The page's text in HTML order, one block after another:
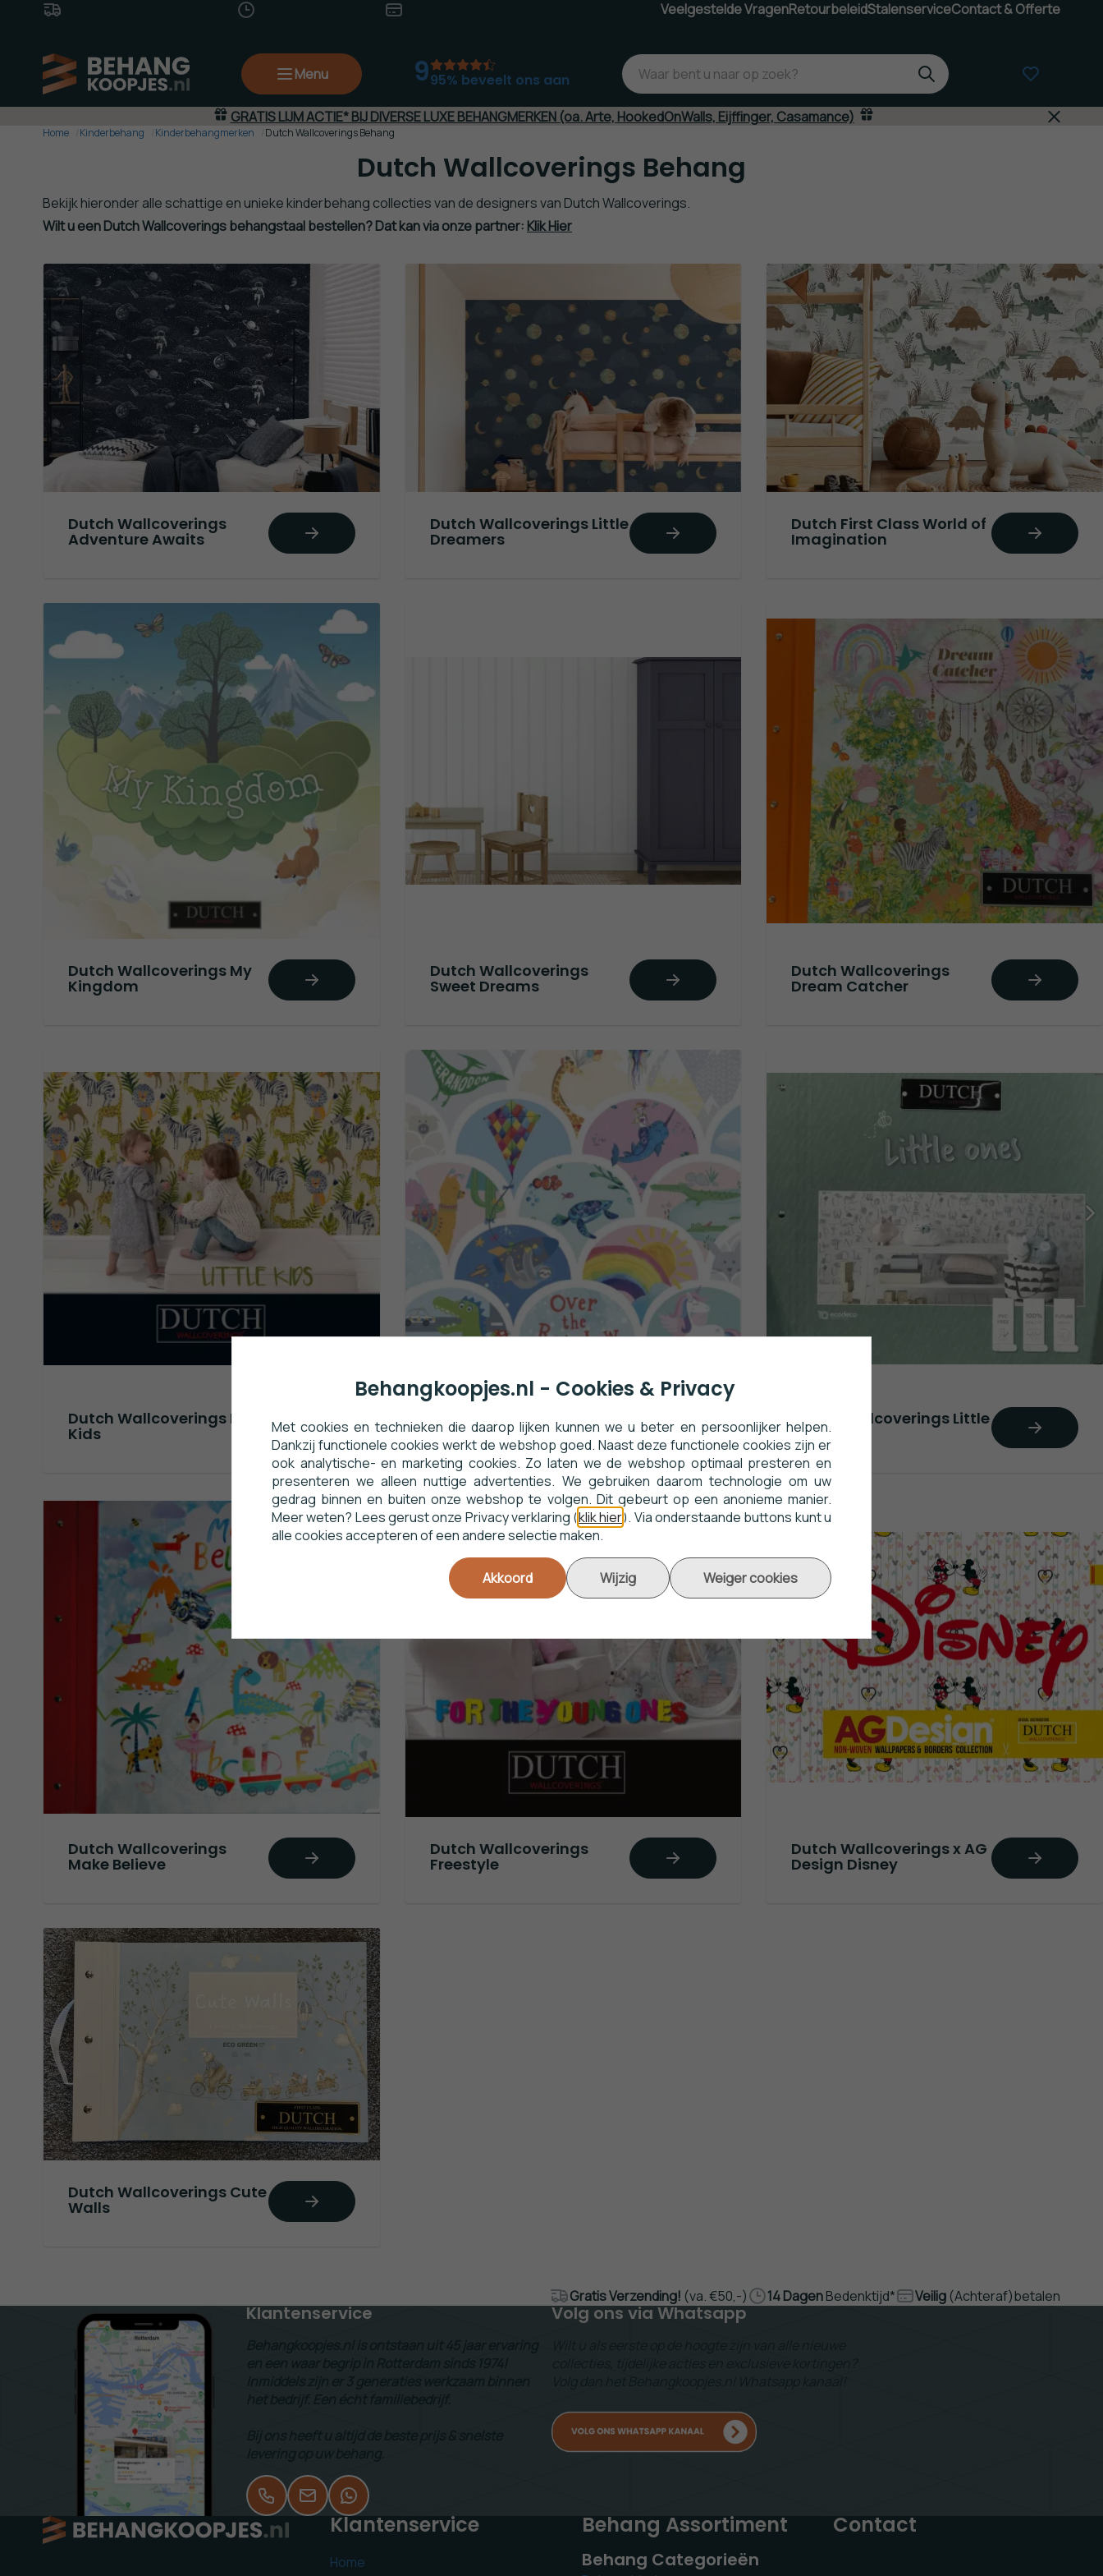
Veelgestelde VragenRetourbeleidStalenserviceContact & Offerte
Menu 995% beveelt ons aan
GRATIS LIJM ACTIE* BIJ DIVERSE LUXE BEHANGMERKEN (oa. Arte, HookedOnWalls, Eijffinger, Casamance)
Home Kinderbehang Kinderbehangmerken Dutch Wallcoverings Behang
Dutch Wallcoverings Behang
Bekijk hieronder alle schattige en unieke kinderbehang collecties van de designers van Dutch Wallcoverings.
Wilt u een Dutch Wallcoverings behangstaal bestellen? Dat kan via onze partner: Klik Hier
Dutch Wallcoverings
Adventure Awaits
Dutch Wallcoverings Little
Dreamers
Dutch First Class World of
Imagination
Dutch Wallcoverings My
Kingdom
Dutch Wallcoverings
Sweet Dreams
Dutch Wallcoverings
Dream Catcher
Dutch Wallcoverings Little
Kids
Dutch Wallcoverings Over
The Rainbow
Dutch Wallcoverings Little
Ones
Dutch Wallcoverings
Make Believe
Dutch Wallcoverings
Freestyle
Dutch Wallcoverings x AG
Design Disney
Dutch Wallcoverings Cute
Walls
Gratis Verzending! (va. €50,-) 14 DagenBedenktijd* Veilig (Achteraf)betalen
Klantenservice Volg ons via Whatsapp
Klantenservice
Home
Behang Assortiment
Behang Categorieën
Contact
Behangkoopjes.nl - Cookies & Privacy
Met cookies en technieken die daarop lijken kunnen we u beter en persoonlijker helpen.
Dankzij functionele cookies werkt de webshop goed. Naast deze functionele cookies zijn er
ook analytische- en marketing cookies. Zo laten we de webshop optimaal presteren en
presenteren we alleen nuttige advertenties. We gebruiken daarom technologie om uw
gedrag binnen en buiten onze webshop te volgen. Dit gebeurt op een anonieme manier.
Meer weten? Lees gerust onze Privacy verklaring (klik hier). Via onderstaande buttons kunt u
alle cookies accepteren of een andere selectie maken.
Akkoord Wijzig Weiger cookies